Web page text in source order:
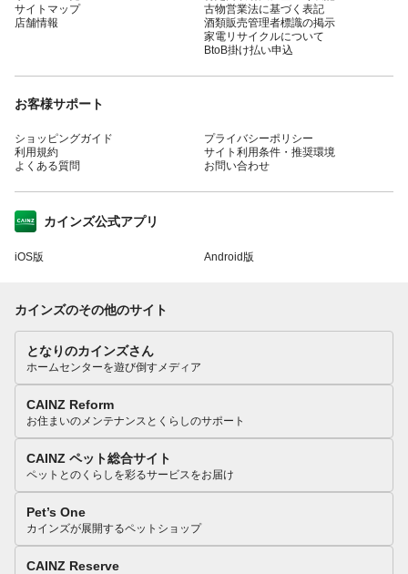
サイトマップ
店舗情報
古物営業法に基づく表記
酒類販売管理者標識の掲示
家電リサイクルについて
BtoB掛け払い申込
お客様サポート
ショッピングガイド
利用規約
よくある質問
プライバシーポリシー
サイト利用条件・推奨環境
お問い合わせ
カインズ公式アプリ
iOS版 Android版
カインズのその他のサイト
となりのカインズさん
ホームセンターを遊び倒すメディア
CAINZ Reform
お住まいのメンテナンスとくらしのサポート
CAINZ ペット総合サイト
ペットとのくらしを彩るサービスをお届け
Pet’s One
カインズが展開するペットショップ
CAINZ Reserve